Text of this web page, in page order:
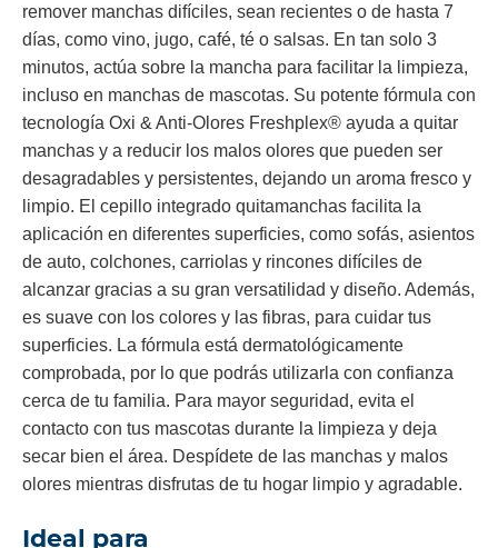
remover manchas difíciles, sean recientes o de hasta 7
días, como vino, jugo, café, té o salsas. En tan solo 3
minutos, actúa sobre la mancha para facilitar la limpieza,
incluso en manchas de mascotas. Su potente fórmula con
tecnología Oxi & Anti-Olores Freshplex® ayuda a quitar
manchas y a reducir los malos olores que pueden ser
desagradables y persistentes, dejando un aroma fresco y
limpio. El cepillo integrado quitamanchas facilita la
aplicación en diferentes superficies, como sofás, asientos
de auto, colchones, carriolas y rincones difíciles de
alcanzar gracias a su gran versatilidad y diseño. Además,
es suave con los colores y las fibras, para cuidar tus
superficies. La fórmula está dermatológicamente
comprobada, por lo que podrás utilizarla con confianza
cerca de tu familia. Para mayor seguridad, evita el
contacto con tus mascotas durante la limpieza y deja
secar bien el área. Despídete de las manchas y malos
olores mientras disfrutas de tu hogar limpio y agradable.
Ideal para